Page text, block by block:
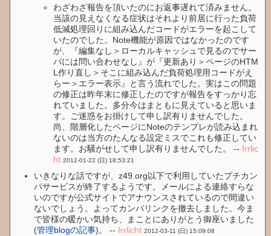
わざわざ報告を頂いたのにお返事遅れて済みません。
当該の見えなくなる症状はそれより前居に行った負荷
低減処理回りに組み込んだコードがエラーを起こして
いたのでした。Note機能が原因ではなかったのです
が、『編集なし＞ローカルキャッシュで見るのでサー
バには問い合わせなし』が『更新あり＞ページのHTM
L作り直し＞そこに組み込んだ負荷処理用コードがえ
らー＞エラー表示』と言う流れでした。実はこの問題
の修正は昨年末に修正したのですが報告をすっかり忘
れていました。多分今はまともに見えていると思いま
す。ご迷惑をお掛けして申し訳有りませんでした。
尚、階層化したページにNoteのテンプレが読み込まれ
ないのは当方のたんなる設定ミスでこれも修正してい
ます。お騒がせして申し訳有りませんでした。 -- Irrlic
ht 2012-01-22 (日) 18:53:21
いきなりな話ですが、z49.org以下で利用していたプチカン
パサービスが終了するようです。メールによる連絡すらな
いのですが公式サイトでアナウンスされているので間違い
ないでしょう。よってカンパリンクを撤去しました。今ま
で皆様の暖かい気持ち、まことにありがとう御座いました
(管理blogの記事)。 -- Irrlicht 2012-03-11 (日) 15:09:08